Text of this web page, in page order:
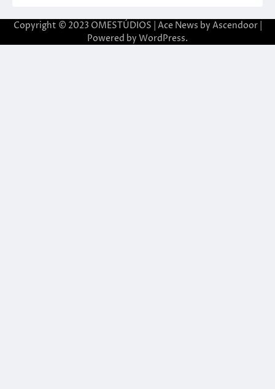
Copyright © 2023 OMESTÚDIOS | Ace News by Ascendoor|
Powered by WordPress.